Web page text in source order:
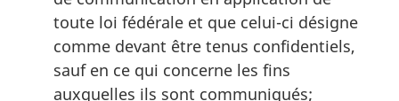
toute loi fédérale et que celui-ci désigne
comme devant être tenus confidentiels,
sauf en ce qui concerne les fins
auxquelles ils sont communiqués;